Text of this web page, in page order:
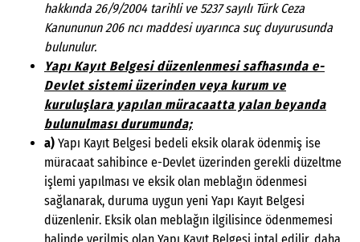
hakkında 26/9/2004 tarihli ve 5237 sayılı Türk Ceza
Kanununun 206 ncı maddesi uyarınca suç duyurusunda
bulunulur.
Yapı Kayıt Belgesi düzenlenmesi safhasında e-
Devlet sistemi üzerinden veya kurum ve
kuruluşlara yapılan müracaatta yalan beyanda
bulunulması durumunda;
a) Yapı Kayıt Belgesi bedeli eksik olarak ödenmiş ise
müracaat sahibince e-Devlet üzerinden gerekli düzeltme
işlemi yapılması ve eksik olan meblağın ödenmesi
sağlanarak, duruma uygun yeni Yapı Kayıt Belgesi
düzenlenir. Eksik olan meblağın ilgilisince ödenmemesi